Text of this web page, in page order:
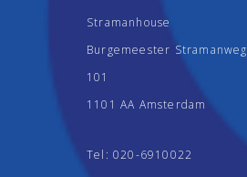
Stramanhouse
Burgemeester Stramanweg
101
1101 AA Amsterdam
Tel: 020-6910022